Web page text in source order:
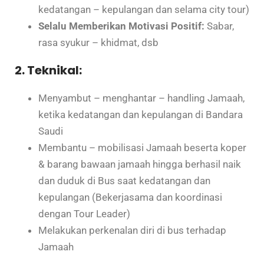
kedatangan – kepulangan dan selama city tour)
Selalu Memberikan Motivasi Positif: Sabar,
rasa syukur – khidmat, dsb
2. Teknikal:
Menyambut – menghantar – handling Jamaah,
ketika kedatangan dan kepulangan di Bandara
Saudi
Membantu – mobilisasi Jamaah beserta koper
& barang bawaan jamaah hingga berhasil naik
dan duduk di Bus saat kedatangan dan
kepulangan (Bekerjasama dan koordinasi
dengan Tour Leader)
Melakukan perkenalan diri di bus terhadap
Jamaah